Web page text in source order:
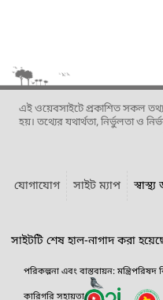
এই ওয়েবসাইটে প্রকাশিত সকল তথ্য
হয়। তথ্যের যথার্থতা, নির্ভুলতা ও
যোগাযোগ সাইট ম্যাপ
সাইটটি শেষ হাল-নাগাদ করা
পরিকল্পনা এবং বাস্তবায়ন:
কারিগরি সহায়তা